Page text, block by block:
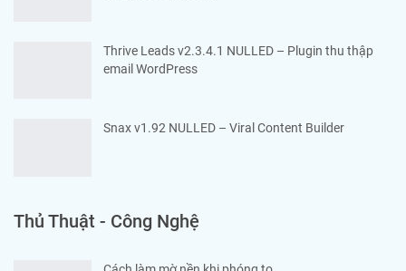
Thrive Leads v2.3.4.1 NULLED – Plugin thu thập
email WordPress
Snax v1.92 NULLED – Viral Content Builder
Thủ Thuật - Công Nghệ